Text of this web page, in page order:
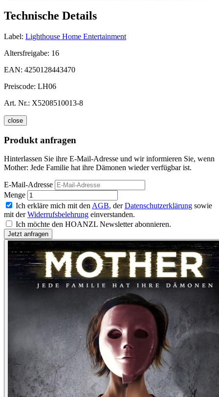
Technische Details
Label: Lighthouse Home Entertainment
Altersfreigabe: 16
EAN: 4250128443470
Preiscode: LH06
Art. Nr.: X5208510013-8
close
Produkt anfragen
Hinterlassen Sie ihre E-Mail-Adresse und wir informieren Sie, wenn
Mother: Jede Familie hat ihre Dämonen wieder verfügbar ist.
E-Mail-Adresse
Menge
Ich erkläre mich mit den AGB, derDatenschutzerklärung sowie
mit derWiderrufsbelehrung einverstanden.
Ich möchte den HOANZL Newsletter abonnieren.